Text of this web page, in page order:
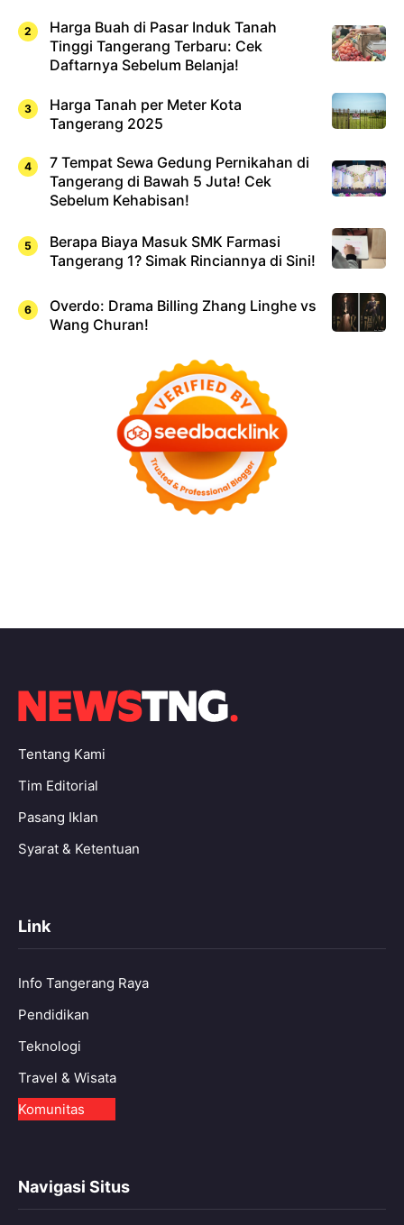
Harga Buah di Pasar Induk Tanah
Tinggi Tangerang Terbaru: Cek
Daftarnya Sebelum Belanja!
Harga Tanah per Meter Kota
Tangerang 2025
7 Tempat Sewa Gedung Pernikahan di
Tangerang di Bawah 5 Juta! Cek
Sebelum Kehabisan!
Berapa Biaya Masuk SMK Farmasi
Tangerang 1? Simak Rinciannya di Sini!
Overdo: Drama Billing Zhang Linghe vs
Wang Churan!
Tentang Kami
Tim Editorial
Pasang Iklan
Syarat & Ketentuan
Link
Info Tangerang Raya
Pendidikan
Teknologi
Travel & Wisata
Komunitas
Navigasi Situs